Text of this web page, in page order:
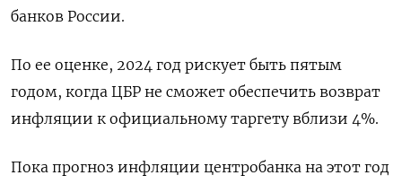
банков России.
По ее оценке, 2024 год рискует быть пятым
годом, когда ЦБР не сможет обеспечить возврат
инфляции к официальному таргету вблизи 4%.
Пока прогноз инфляции центробанка на этот год